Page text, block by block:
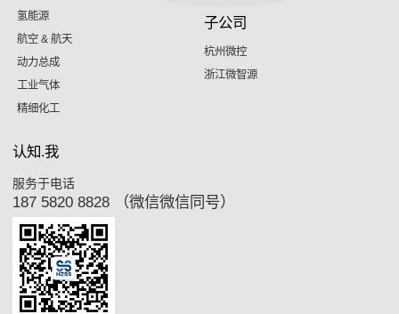
氢能源
航空 & 航天
动力总成
工业气体
精细化工
子公司
杭州微控
浙江微智源
认知.我
服务于电话
187 5820 8828 （微信微信同号）